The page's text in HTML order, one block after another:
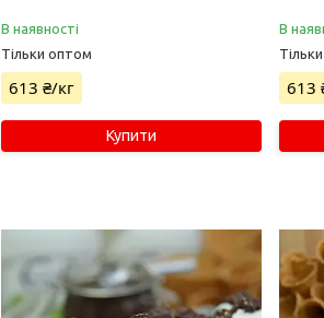
В наявності
Тільки оптом
613 ₴/кг
Купити
В
613